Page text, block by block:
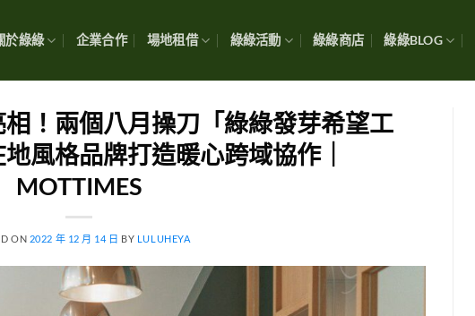
於綠綠 企業合作 場地租借 綠綠活動 綠綠商店 綠綠BLOG
！兩個八月操刀「綠綠發芽希望工
風格品牌打造暖心跨域協作｜
MOTTIMES
ON 2022 年 12 月 14 日 BY LULUHEYA